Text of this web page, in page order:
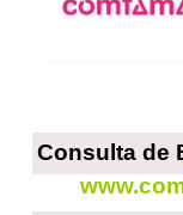
Consulta de